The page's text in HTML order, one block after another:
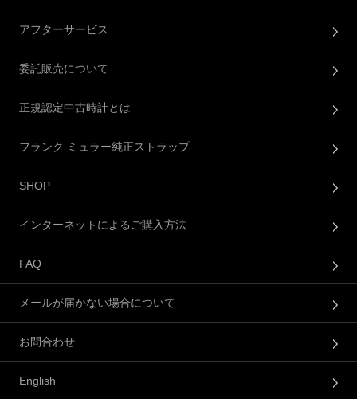
アフターサービス
委託販売について
正規認定中古時計とは
フランク ミュラー純正ストラップ
SHOP
インターネットによるご購入方法
FAQ
メールが届かない場合について
お問合わせ
English